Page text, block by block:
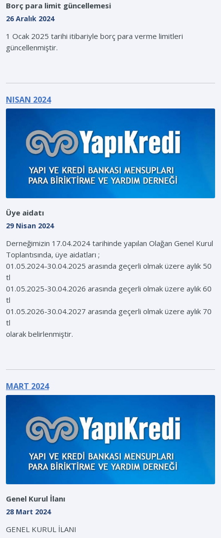
Borç para limit güncellemesi
26 Aralık 2024
1 Ocak 2025 tarihi itibariyle borç para verme limitleri
güncellenmiştir.
NISAN 2024
Üye aidatı
29 Nisan 2024
Derneğimizin 17.04.2024 tarihinde yapılan Olağan Genel Kurul
Toplantısında, üye aidatları ;
01.05.2024-30.04.2025 arasında geçerli olmak üzere aylık 50
tl
01.05.2025-30.04.2026 arasında geçerli olmak üzere aylık 60
tl
01.05.2026-30.04.2027 arasında geçerli olmak üzere aylık 70
tl
olarak belirlenmiştir.
MART 2024
Genel Kurul İlanı
28 Mart 2024
GENEL KURUL İLANI